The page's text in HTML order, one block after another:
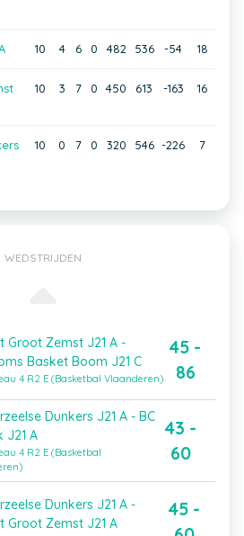
10 4 6 0 482 536 -54 18
10 3 7 0 450 613 -163 16
10 0 7 0 320 546 -226 7
WEDSTRIJDEN
Groot Zemst J21 A -
Basket Boom J21 C
4 R2 E (Basketbal Vlaanderen)
45 -
86
Dunkers J21 A - BC
J21 A
4 R2 E (Basketbal
43 -
60
Dunkers J21 A -
Groot Zemst J21 A
45 -